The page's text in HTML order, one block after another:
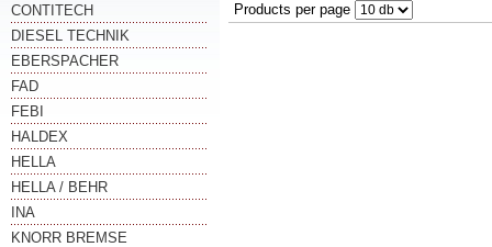
CONTITECH
DIESEL TECHNIK
EBERSPACHER
FAD
FEBI
HALDEX
HELLA
HELLA / BEHR
INA
KNORR BREMSE
Products per page